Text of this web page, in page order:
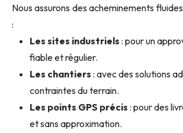
Nous assurons des acheminements
:
Les sites industriels : pour un
fiable et régulier.
Les chantiers : avec des solutions
contraintes du terrain.
Les points GPS précis : pour des
et sans approximation.